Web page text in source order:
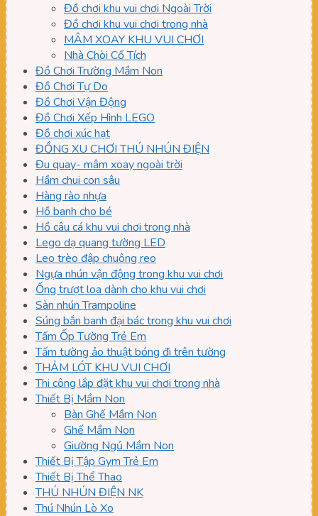
Đồ chơi khu vui chơi Ngoài Trời
Đồ chơi khu vui chơi trong nhà
MÂM XOAY KHU VUI CHƠI
Nhà Chòi Cổ Tích
Đồ Chơi Trường Mầm Non
Đồ Chơi Tự Do
Đồ Chơi Vận Động
Đồ Chơi Xếp Hình LEGO
Đồ chơi xúc hạt
ĐỒNG XU CHƠI THÚ NHÚN ĐIỆN
Đu quay- mâm xoay ngoài trời
Hầm chui con sâu
Hàng rào nhựa
Hồ banh cho bé
Hồ câu cá khu vui chơi trong nhà
Lego dạ quang tường LED
Leo trèo đập chuông reo
Ngựa nhún vận động trong khu vui chơi
Ống trượt loa dành cho khu vui chơi
Sàn nhún Trampoline
Súng bắn banh đại bác trong khu vui chơi
Tấm Ốp Tường Trẻ Em
Tấm tường ảo thuật bóng đi trên tường
THẢM LÓT KHU VUI CHƠI
Thi công lắp đặt khu vui chơi trong nhà
Thiết Bị Mầm Non
Bàn Ghế Mầm Non
Ghế Mầm Non
Giường Ngủ Mầm Non
Thiết Bị Tập Gym Trẻ Em
Thiết Bị Thể Thao
THÚ NHÚN ĐIỆN NK
Thú Nhún Lò Xo